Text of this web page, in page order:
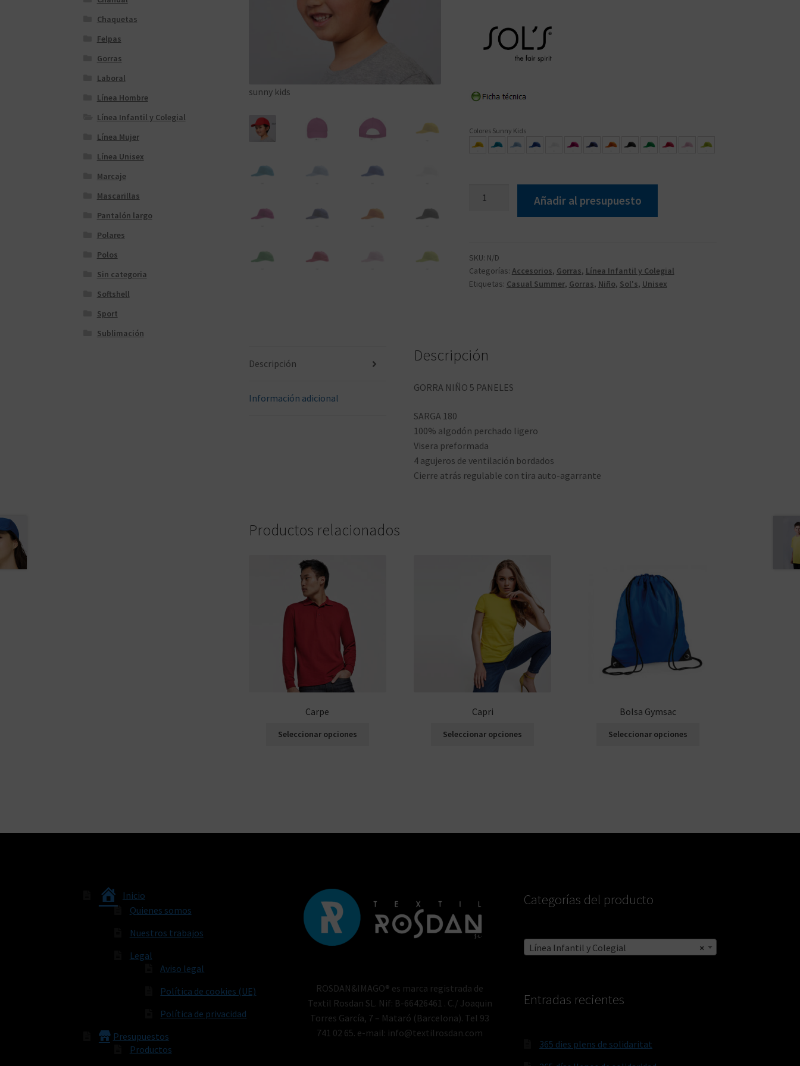
sunny kids
Colores Sunny Kids
Añadir al presupuesto
SKU: N/D
Categorías: Accesorios, Gorras, Línea Infantil y Colegial
Etiquetas: Casual Summer, Gorras, Niño, Sol's, Unisex
Descripción
Información adicional
Descripción
GORRA NIÑO 5 PANELES
SARGA 180
100% algodón perchado ligero
Visera preformada
4 agujeros de ventilación bordados
Cierre atrás regulable con tira auto-agarrante
Productos relacionados
Carpe
Seleccionar opciones
Capri
Seleccionar opciones
Bolsa Gymsac
Seleccionar opciones
Chaquetas
Felpas
Gorras
Laboral
Línea Hombre
Línea Infantil y Colegial
Línea Mujer
Línea Unisex
Marcaje
Mascarillas
Pantalón largo
Polares
Polos
Sin categoria
Softshell
Sport
Sublimación
Inicio
Quienes somos
Nuestros trabajos
Legal
Aviso legal
Política de cookies (UE)
Política de privacidad
Presupuestos
Productos
ROSDAN&IMAGO® es marca registrada de
Textil Rosdan SL. Nif: B-66426461 . C./ Joaquin
Torres García, 7 – Mataró (Barcelona). Tel 93
741 02 65. e-mail: info@textilrosdan.com
Categorías del producto
×
Línea Infantil y Colegial
Entradas recientes
365 dies plens de solidaritat